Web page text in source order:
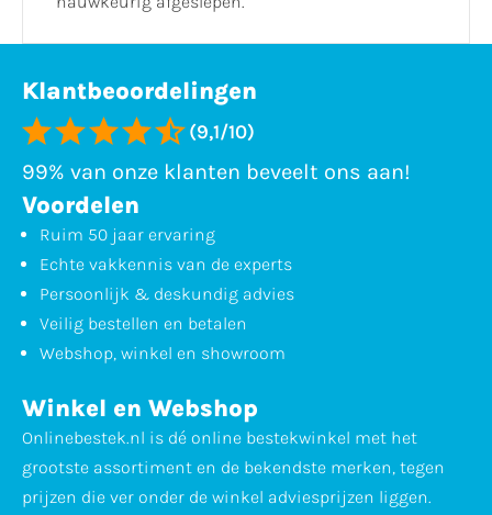
Klantbeoordelingen
(9,1/10)
99% van onze klanten beveelt ons aan!
Voordelen
Ruim 50 jaar ervaring
Echte vakkennis van de experts
Persoonlijk & deskundig advies
Veilig bestellen en betalen
Webshop, winkel en showroom
Winkel en Webshop
Onlinebestek.nl is dé online bestekwinkel met het
grootste assortiment en de bekendste merken, tegen
prijzen die ver onder de winkel adviesprijzen liggen.